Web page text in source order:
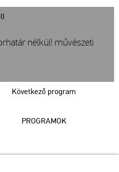
Következő program
nélkül! művészeti
PROGRAMOK